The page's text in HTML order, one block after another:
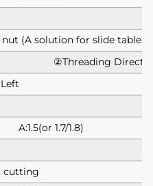
nut (A solution for slide table)
②Threading
Left
A:1.5(or 1.7/1.8)
cutting